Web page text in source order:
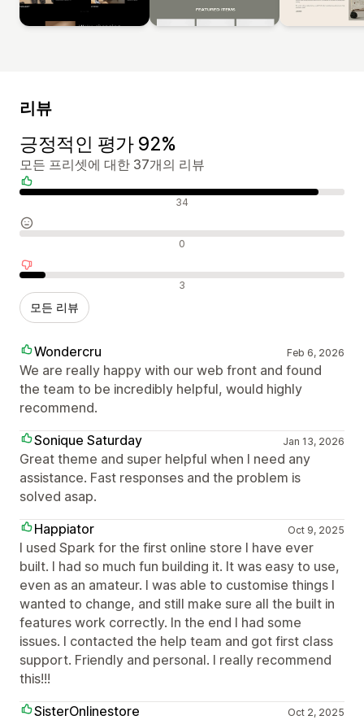
리뷰
긍정적인 평가 92%
모든 프리셋에 대한 37개의 리뷰
긍정적인 리뷰 34
중립적인 리뷰 0
부정적인 리뷰 3
모든 리뷰
Wondercru Feb 6, 2026
We are really happy with our web front and found
the team to be incredibly helpful, would highly
recommend.
Sonique Saturday
Jan 13, 2026
Great theme and super helpful when I need any
assistance. Fast responses and the problem is
solved asap.
Happiator
Oct 9, 2025
I used Spark for the first online store I have ever
built. I had so much fun building it. It was easy to use,
even as an amateur. I was able to customise things I
wanted to change, and still make sure all the built in
features work correctly. In the end I had some
issues. I contacted the help team and got first class
support. Friendly and personal. I really recommend
this!!!
SisterOnlinestore
Oct 2, 2025